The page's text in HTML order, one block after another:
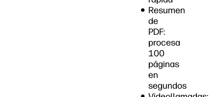
Resumen
de
PDF:
procesa
100
páginas
en
segundos